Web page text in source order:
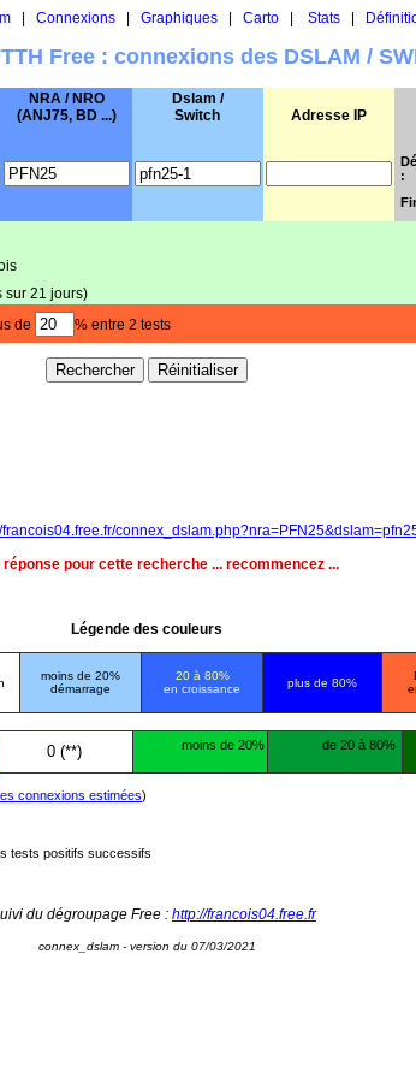
| Connexions| Graphiques| Carto| Stats|
Free : connexions des DSLAM /
NRA / NRO
(ANJ75, BD ...)
Dslam /
Switch
Adresse IP
:
sur 21 jours)
de % entre 2 tests
francois04.free.fr/
réponse pour cette recherche ... recommencez ...
Légende des couleurs
moins de 20%
démarrage
20 à 80%
en croissance
plus de 80%
0 (**) moins de 20% de 20 à 80%
connexions estimées)
tests positifs successifs
du dégroupage Free : http://francois04.free.fr
connex_dslam - version du 07/03/2021